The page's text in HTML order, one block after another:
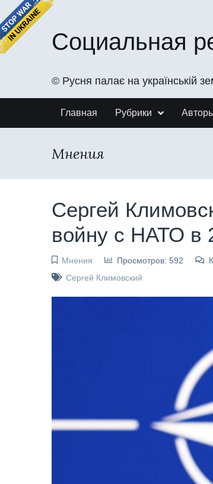
Социальная
©️ Русня палає на українській
Главная Рубрики
Мнения
Сергей
войну с НАТО в
Мнения Просмотров: 592
Сергей Климовский